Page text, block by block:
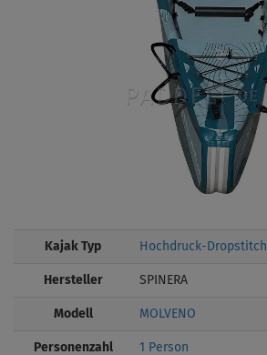
Kajak Typ Hochdruck-Dropstitch
Hersteller SPINERA
Modell MOLVENO
Personenzahl 1 Person